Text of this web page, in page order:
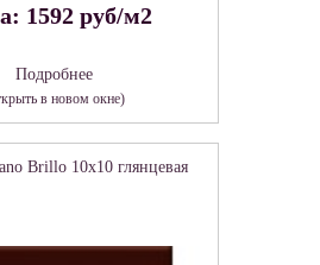
1592 руб/м2
Подробнее
в новом окне)
Brillo 10x10 глянцевая